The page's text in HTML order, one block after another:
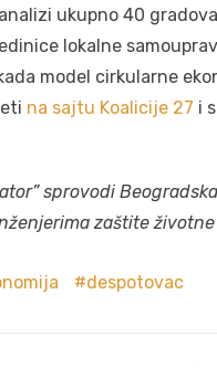
ukupno 40
lokalne
model cirkularne
na sajtu Koalicije 27 i
sprovodi Beogradska
zaštite životne
despotovac